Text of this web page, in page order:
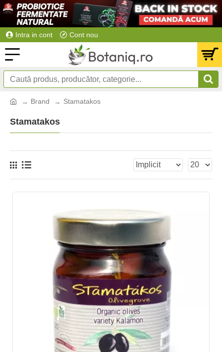
Intra in cont Cont nou
Brand Stamatakos
Stamatakos